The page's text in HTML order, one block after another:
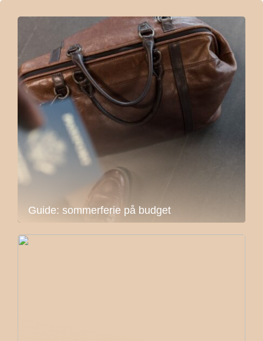
Guide: sommerferie på budget